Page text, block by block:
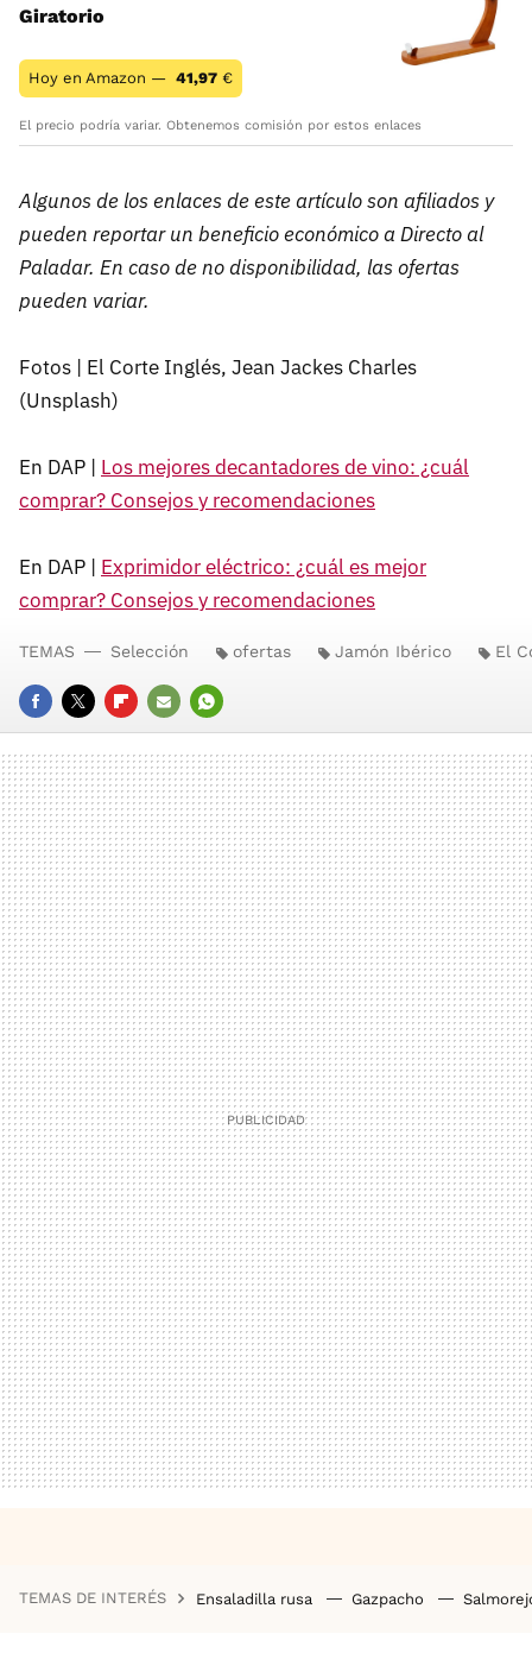
Giratorio
Hoy en Amazon — 41,97 €
El precio podría variar. Obtenemos comisión por estos enlaces
Algunos de los enlaces de este artículo son afiliados y
pueden reportar un beneficio económico a Directo al
Paladar. En caso de no disponibilidad, las ofertas
pueden variar.
Fotos | El Corte Inglés, Jean Jackes Charles
(Unsplash)
En DAP | Los mejores decantadores de vino: ¿cuál
comprar? Consejos y recomendaciones
En DAP | Exprimidor eléctrico: ¿cuál es mejor
comprar? Consejos y recomendaciones
FACEBOOK
TWITTERFLIPBOARD
E-
MAIL
WHATSAPP
TEMAS Selección ofertas Jamón Ibérico El
TEMAS DE INTERÉS Ensaladilla rusa Gazpacho